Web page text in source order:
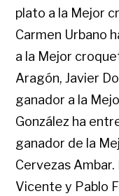
plato a la Mejor
Carmen Urbano
a la Mejor
Aragón, Javier
ganador a la
González ha
ganador de la
Cervezas
Vicente y Pablo